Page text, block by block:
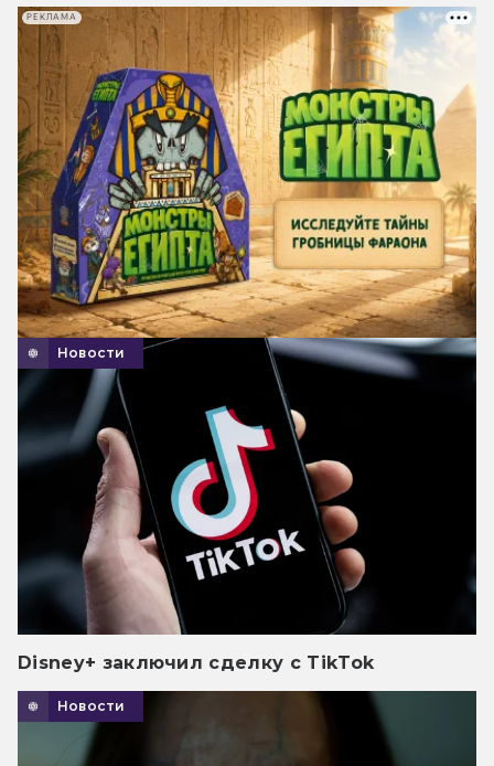
Новости
Disney+ заключил сделку с TikTok
Новости
РЕКЛАМА